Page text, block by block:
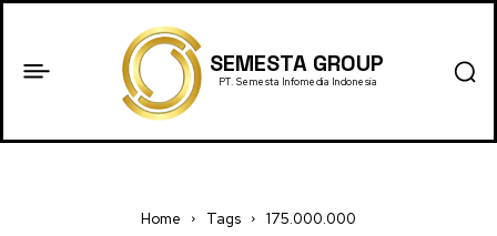
SEMESTA GROUP
PT. Semesta Infomedia Indonesia
Home Tags 175.000.000